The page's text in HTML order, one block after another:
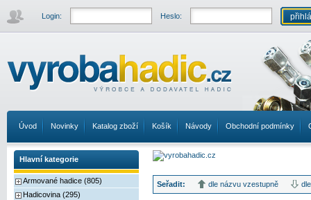
Login: Heslo:
Úvod Novinky Katalog zboží Košík Návody Obchodní podmínky
Hlavní kategorie
Armované hadice (805)
Hadicovina (295)
Seřadit: dle názvu vzestupně